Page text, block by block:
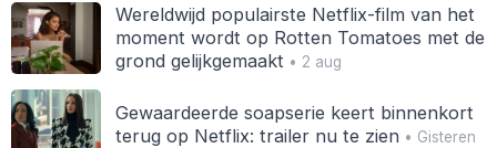
Wereldwijd populairste Netflix-film van het
moment wordt op Rotten Tomatoes met de
grond gelijkgemaakt • 2 aug
Gewaardeerde soapserie keert binnenkort
terug op Netflix: trailer nu te zien• Gisteren